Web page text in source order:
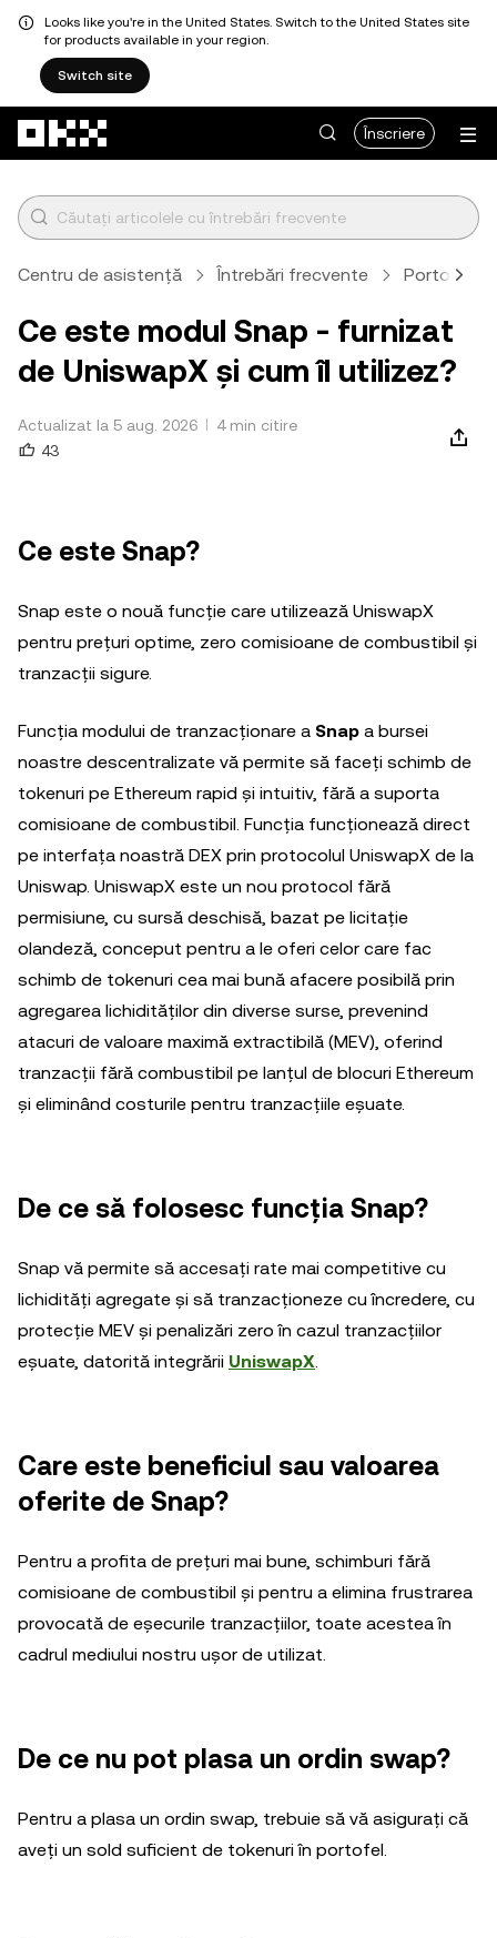
Looks like you're in the United States. Switch to the United States site
for products available in your region.
Switch site
Înscriere
Centru de asistență Întrebări frecvente Portofel
Ce este modul Snap - furnizat
de UniswapX și cum îl utilizez?
Actualizat la 5 aug. 2026
4 min citire
43
Ce este Snap?
Snap este o nouă funcție care utilizează UniswapX
pentru prețuri optime, zero comisioane de combustibil și
tranzacții sigure.
Funcția modului de tranzacționare a Snap a bursei
noastre descentralizate vă permite să faceți schimb de
tokenuri pe Ethereum rapid și intuitiv, fără a suporta
comisioane de combustibil. Funcția funcționează direct
pe interfața noastră DEX prin protocolul UniswapX de la
Uniswap. UniswapX este un nou protocol fără
permisiune, cu sursă deschisă, bazat pe licitație
olandeză, conceput pentru a le oferi celor care fac
schimb de tokenuri cea mai bună afacere posibilă prin
agregarea lichidităților din diverse surse, prevenind
atacuri de valoare maximă extractibilă (MEV), oferind
tranzacții fără combustibil pe lanțul de blocuri Ethereum
și eliminând costurile pentru tranzacțiile eșuate.
De ce să folosesc funcția Snap?
Snap vă permite să accesați rate mai competitive cu
lichidități agregate și să tranzacționeze cu încredere, cu
protecție MEV și penalizări zero în cazul tranzacțiilor
eșuate, datorită integrării UniswapX.
Care este beneficiul sau valoarea
oferite de Snap?
Pentru a profita de prețuri mai bune, schimburi fără
comisioane de combustibil și pentru a elimina frustrarea
provocată de eșecurile tranzacțiilor, toate acestea în
cadrul mediului nostru ușor de utilizat.
De ce nu pot plasa un ordin swap?
Pentru a plasa un ordin swap, trebuie să vă asigurați că
aveți un sold suficient de tokenuri în portofel.